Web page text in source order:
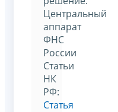
Центральный
аппарат
ФНС
России
Статьи
НК
РФ:
Статья